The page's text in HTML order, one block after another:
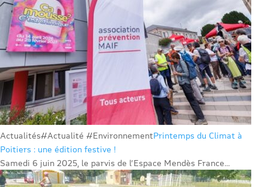
Actualités#Actualité #EnvironnementPrintemps du Climat à
Poitiers : une édition festive !
Samedi 6 juin 2025, le parvis de l’Espace Mendès France...